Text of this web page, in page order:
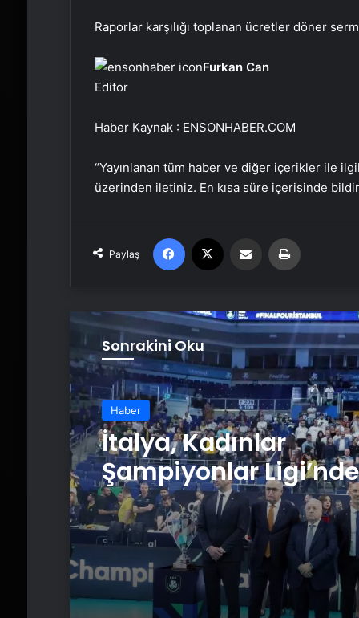
Raporlar karşılığı toplanan ücretler döner
Furkan Can
Editor
Haber Kaynak : ENSONHABER.COM
“Yayınlanan tüm haber ve diğer içerikler ile
üzerinden iletiniz. En kısa süre içerisinde
Paylaş
Facebook Email'den paylaş
Sonrakini Oku
Haber
İtalya, Kadınlar
Şampiyonlar Ligi’nde
Şampiyon Oldu